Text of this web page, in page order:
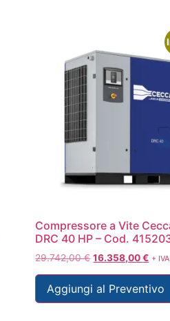
Compressore a Vite
DRC 40 HP – Cod.
29.742,00€ 16.358,00€ + IVA
Aggiungi al Preventivo